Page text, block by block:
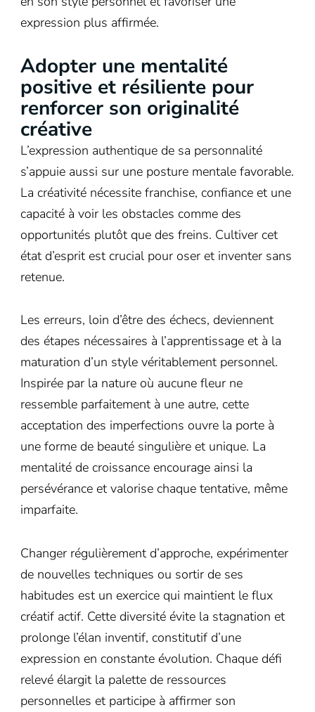
expression plus affirmée.
Adopter une mentalité
positive et résiliente pour
renforcer son originalité
créative
L’expression authentique de sa personnalité
s’appuie aussi sur une posture mentale favorable.
La créativité nécessite franchise, confiance et une
capacité à voir les obstacles comme des
opportunités plutôt que des freins. Cultiver cet
état d’esprit est crucial pour oser et inventer sans
retenue.
Les erreurs, loin d’être des échecs, deviennent
des étapes nécessaires à l’apprentissage et à la
maturation d’un style véritablement personnel.
Inspirée par la nature où aucune fleur ne
ressemble parfaitement à une autre, cette
acceptation des imperfections ouvre la porte à
une forme de beauté singulière et unique. La
mentalité de croissance encourage ainsi la
persévérance et valorise chaque tentative, même
imparfaite.
Changer régulièrement d’approche, expérimenter
de nouvelles techniques ou sortir de ses
habitudes est un exercice qui maintient le flux
créatif actif. Cette diversité évite la stagnation et
prolonge l’élan inventif, constitutif d’une
expression en constante évolution. Chaque défi
relevé élargit la palette de ressources
personnelles et participe à affirmer son